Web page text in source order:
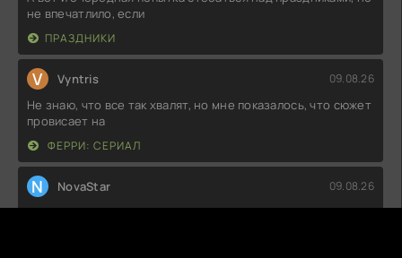
не впечатлило, если
ПРАЗДНИКИ
V Vyntris 09.08.26
Не знаю, что все так хвалят, но мне показалось, что сюжет
провисает на
ФЕРРИ: СЕРИАЛ
N NovaStar 09.08.26
Не знаю, что все в восторге, но мне показалось, что это